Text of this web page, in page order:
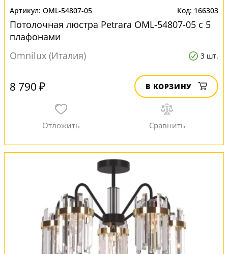
OML-54807-05 166303
Потолочная люстра Petrara OML-54807-05 с 5
плафонами
Omnilux (Италия)
3 шт.
8 790 ₽ В КОРЗИНУ